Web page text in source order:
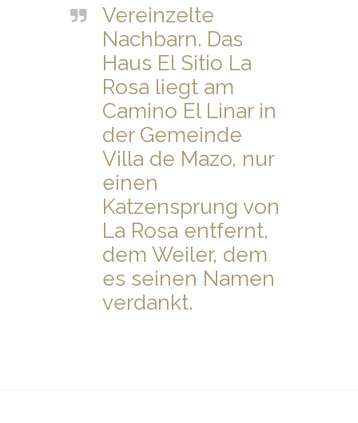
Vereinzelte
Nachbarn. Das
Haus El Sitio La
Rosa liegt am
Camino El Linar in
der Gemeinde
Villa de Mazo, nur
einen
Katzensprung von
La Rosa entfernt,
dem Weiler, dem
es seinen Namen
verdankt.